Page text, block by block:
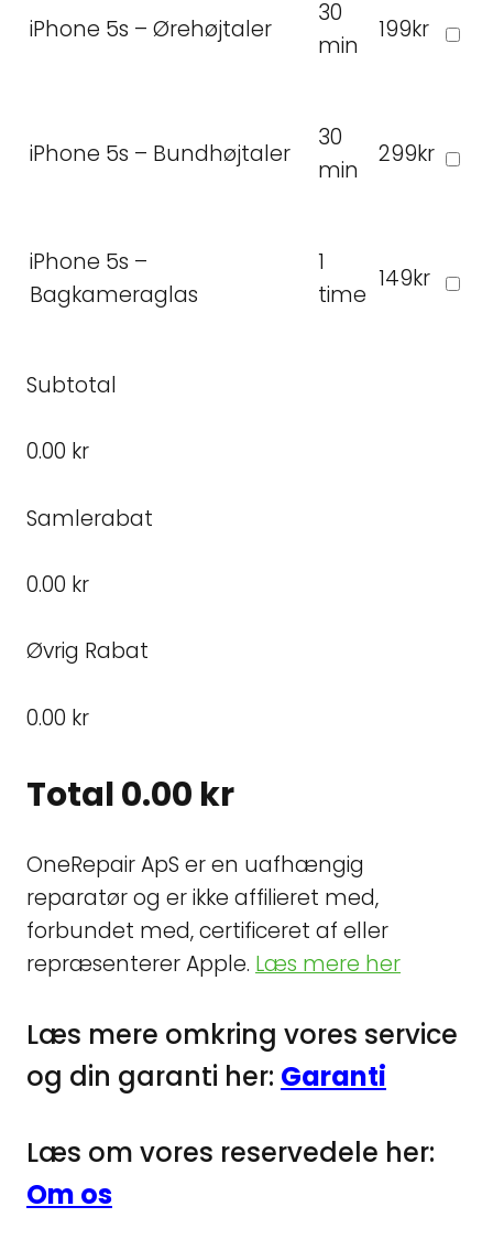
iPhone 5s – Ørehøjtaler
30
min
199kr
iPhone 5s – Bundhøjtaler
30
min
299kr
iPhone 5s –
Bagkameraglas
1
time
149kr
Subtotal
0.00 kr
Samlerabat
0.00 kr
Øvrig Rabat
0.00 kr
Total0.00 kr
OneRepair ApS er en uafhængig
reparatør og er ikke affilieret med,
forbundet med, certificeret af eller
repræsenterer Apple. Læs mere her
Læs mere omkring vores service
og din garanti her: Garanti
Læs om vores reservedele her:
Om os